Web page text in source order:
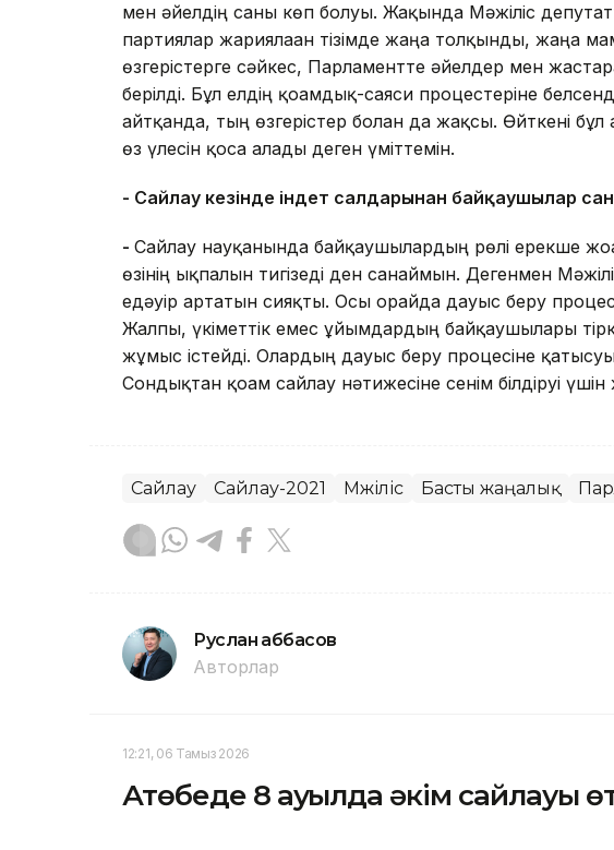
мен әйелдің саны көп болуы. Жақында Мәжіліс
партиялар жариялаған тізімде жаңа толқынды, жаңа
өзгерістерге сәйкес, Парламентте әйелдер мен
берілді. Бұл елдің қоғамдық-саяси процестеріне
айтқанда, тың өзгерістер болған да жақсы. Өйткені
өз үлесін қоса алады деген үміттемін.
- Сайлау кезінде індет салдарынан байқаушылар
- Сайлау науқанында байқаушылардың рөлі ерекше
өзінің ықпалын тигізеді ден санаймын. Дегенмен
едәуір артатын сияқты. Осы орайда дауыс беру
Жалпы, үкіметтік емес ұйымдардың байқаушылары
жұмыс істейді. Олардың дауыс беру процесіне
Сондықтан қоғам сайлау нәтижесіне сенім білдіруі
Сайлау Сайлау-2021 Мәжіліс Басты жаңалық
Руслан Ғаббасов
Авторлар
12:21, 06 Тамыз 2026
Ақтөбеде 8 ауылда әкім сайлауы